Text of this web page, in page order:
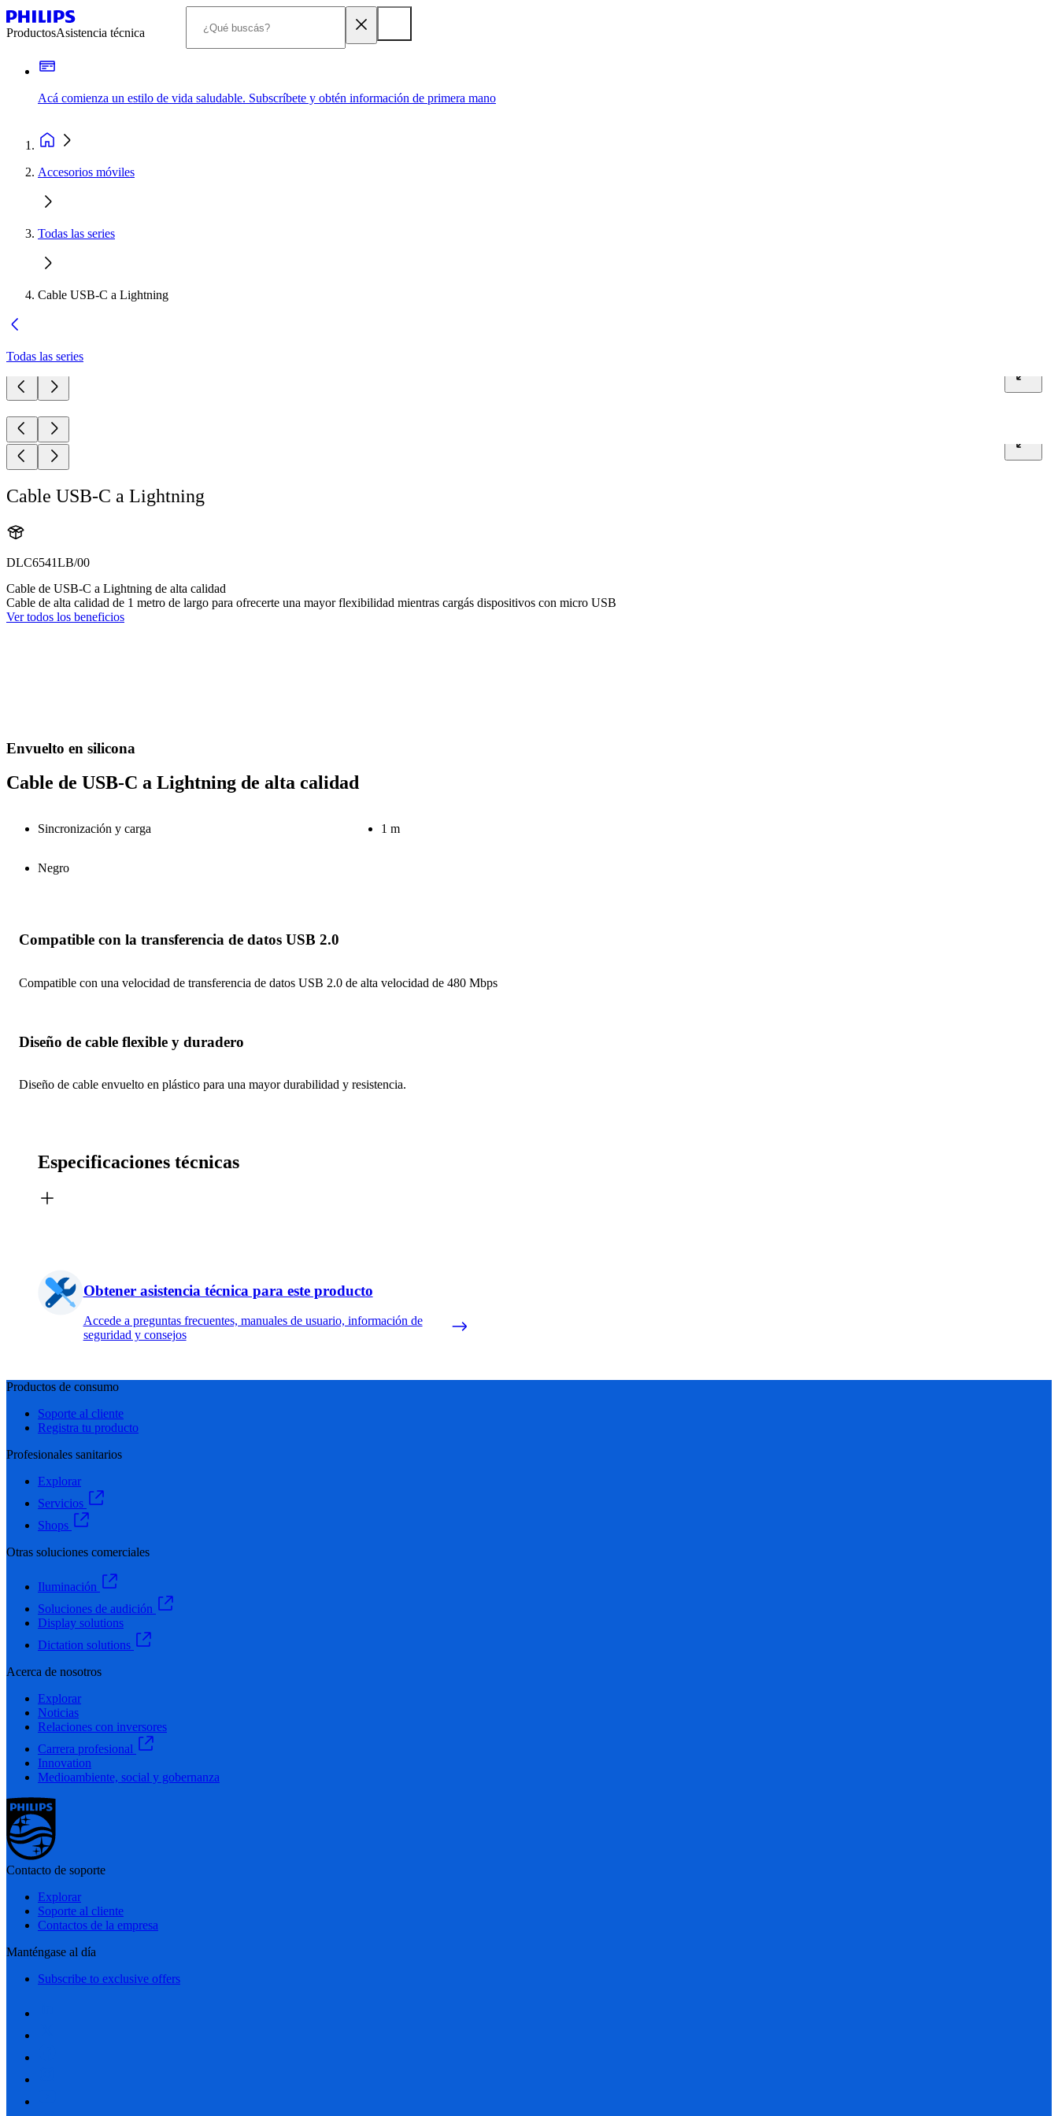
ProductosAsistencia técnica
Acá comienza un estilo de vida saludable. Subscríbete y obtén información de primera mano
Accesorios móviles
Todas las series
Cable USB-C a Lightning
Todas las series
Cable USB-C a Lightning
DLC6541LB/00
Cable de USB-C a Lightning de alta calidad
Cable de alta calidad de 1 metro de largo para ofrecerte una mayor flexibilidad mientras cargás dispositivos con micro USB
Ver todos los beneficios
Envuelto en silicona
Cable de USB-C a Lightning de alta calidad
Sincronización y carga 1 m
Negro
Compatible con la transferencia de datos USB 2.0
Compatible con una velocidad de transferencia de datos USB 2.0 de alta velocidad de 480 Mbps
Diseño de cable flexible y duradero
Diseño de cable envuelto en plástico para una mayor durabilidad y resistencia.
Especificaciones técnicas
Obtener asistencia técnica para este producto
Accede a preguntas frecuentes, manuales de usuario, información de
seguridad y consejos
Productos de consumo
Soporte al cliente
Registra tu producto
Profesionales sanitarios
Explorar
Servicios
Shops
Otras soluciones comerciales
Iluminación
Soluciones de audición
Display solutions
Dictation solutions
Acerca de nosotros
Explorar
Noticias
Relaciones con inversores
Carrera profesional
Innovation
Medioambiente, social y gobernanza
Contacto de soporte
Explorar
Soporte al cliente
Contactos de la empresa
Manténgase al día
Subscribe to exclusive offers